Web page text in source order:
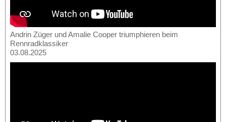
Andrin Züger und Amalie Cooper triumphieren beim
Rennradklassiker
03.08.2025